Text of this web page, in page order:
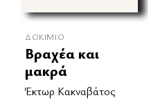
ΔΟΚΊΜΙΟ
Βραχέα και
μακρά
Έκτωρ Κακναβάτος